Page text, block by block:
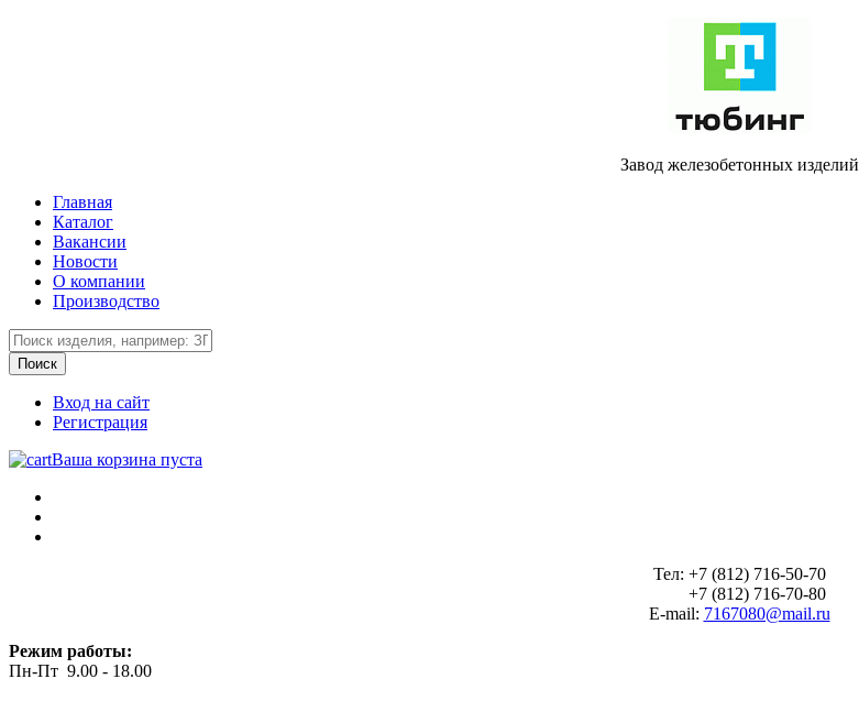
Завод железобетонных изделий
Главная
Каталог
Вакансии
Новости
О компании
Производство
Вход на сайт
Регистрация
Ваша корзина пуста
Тел: +7 (812) 716-50-70
+7 (812) 716-70-80
E-mail: 7167080@mail.ru
Режим работы:
Пн-Пт 9.00 - 18.00